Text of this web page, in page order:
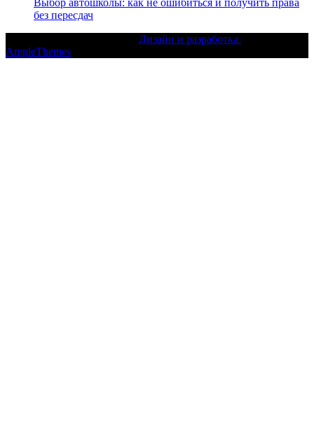
без пересдач
Дизайн и разработка:
AmpleThemes